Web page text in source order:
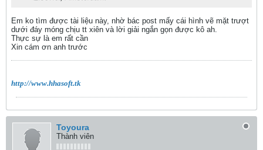
Em ko tìm được tài liệu này, nhờ bác post mấy cái hình vẽ mặt trượt
dưới đáy móng chịu tt xiên và lời giải ngắn gọn được kô ah.
Thực sự là em rất cần
Xin cám ơn anh trước
http://www.hhasoft.tk
Toyoura
Thành viên